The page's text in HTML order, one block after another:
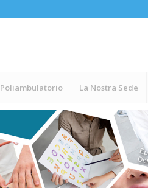
Poliambulatorio La Nostra Sede